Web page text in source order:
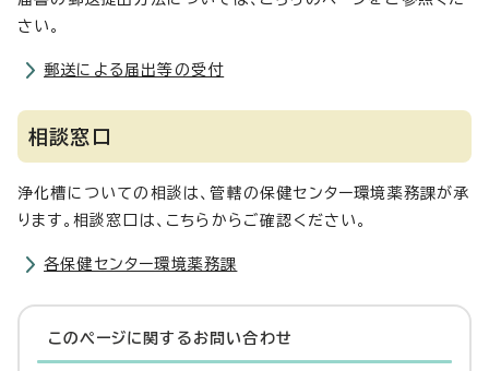
さい。
郵送による届出等の受付
相談窓口
浄化槽についての相談は、管轄の保健センター環境薬務課が承
ります。相談窓口は、こちらからご確認ください。
各保健センター環境薬務課
このページに関する お問い合わせ